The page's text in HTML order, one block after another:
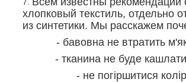
хлопковый текстиль, отдельно
из синтетики. Мы расскажем
- бавовна не втратить
- тканина не буде
- не погіршитися